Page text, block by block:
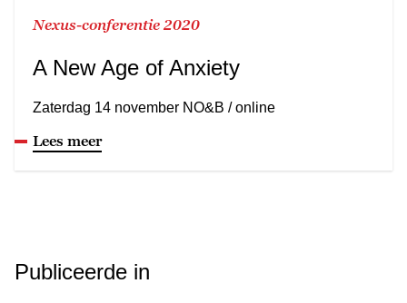
Nexus-conferentie 2020
A New Age of Anxiety
Zaterdag 14 november NO&B / online
Lees meer
Publiceerde in